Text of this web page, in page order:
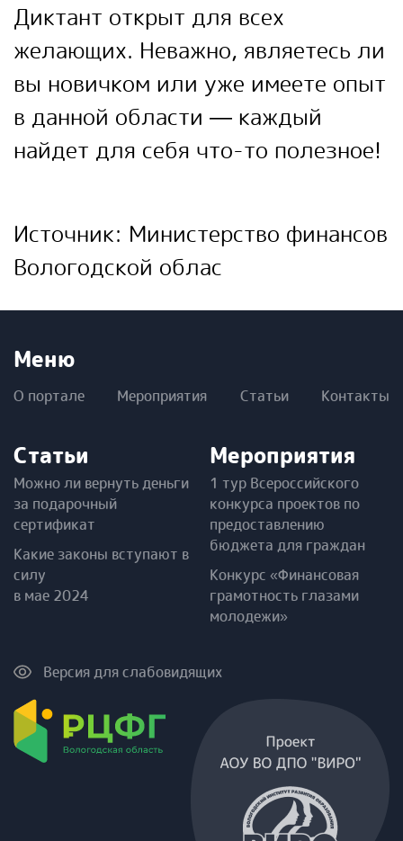
Диктант открыт для всех
желающих. Неважно, являетесь ли
вы новичком или уже имеете опыт
в данной области — каждый
найдет для себя что-то полезное!
Источник: Министерство финансов
Вологодской облас
Меню
О портале Мероприятия Статьи Контакты
Статьи
Можно ли вернуть деньги
за подарочный
сертификат
Какие законы вступают в
силу
в мае 2024
Мероприятия
1 тур Всероссийского
конкурса проектов по
предоставлению
бюджета для граждан
Конкурс «Финансовая
грамотность глазами
молодежи»
Версия для слабовидящих